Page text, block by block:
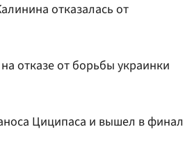
отказалась от
отказе от борьбы украинки
Циципаса и вышел в финал